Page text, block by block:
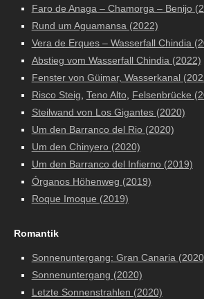
Faro de Anaga – Chamorga – Benijo
Rund um Aguamansa (2022)
Vera de Erques – Wasserfall Chindia
Abstieg vom Wasserfall Chindia (2022)
Fenster von Güimar, Wasserkanal
Risco Steig Teno Alto, Felsenbrücke
Steilwand von Los Gigantes (2020)
Um den Barranco del Rio (2020)
Um den Chinyero (2020)
Um den Barranco del Infierno (2019)
Órganos Höhenweg (2019)
Roque Imoque (2019)
Romantik
Sonnenuntergang: Gran Canaria
Sonnenuntergang (2020)
Letzte Sonnenstrahlen (2020)